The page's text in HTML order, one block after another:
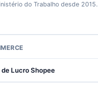
do Trabalho desde 2015.
Lucro Shopee